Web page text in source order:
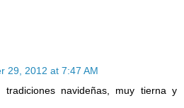
29, 2012 at 7:47 AM
navideñas, muy tierna y